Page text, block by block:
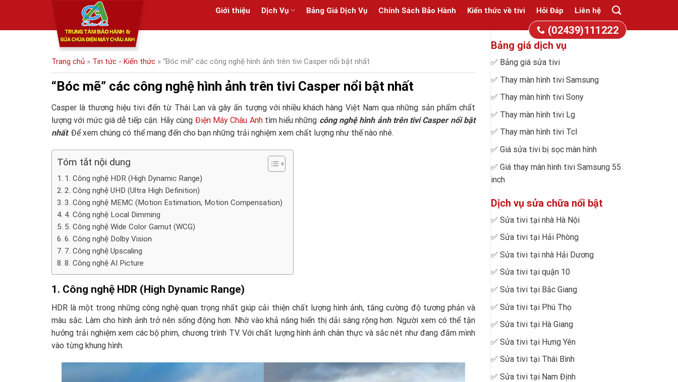
content
Giới thiệu Dịch Vụ Bảng Giá Dịch Vụ Chính Sách Bảo Hành Kiến thức về tivi Hỏi Đáp Liên hệ
(02439)111222
Trang chủ » Tin tức - Kiến thức » “Bóc mẽ” các công nghệ hình ảnh trên tivi Casper nổi bật nhất
“Bóc mẽ” các công nghệ hình ảnh trên tivi Casper nổi bật nhất
Casper là thương hiệu tivi đến từ Thái Lan và gây ấn tượng với nhiều khách hàng Việt Nam qua những sản phẩm chất
lượng với mức giá dễ tiếp cận. Hãy cùng Điện Máy Châu Anhtìm hiểu những công nghệ hình ảnh trên tivi Casper nổi bật
nhất. Để xem chúng có thể mang đến cho bạn những trải nghiệm xem chất lượng như thế nào nhé.
Tóm tắt nội dung
1. Công nghệ HDR (High Dynamic Range)
2. Công nghệ UHD (Ultra High Definition)
3. Công nghệ MEMC (Motion Estimation, Motion Compensation)
4. Công nghệ Local Dimming
5. Công nghệ Wide Color Gamut (WCG)
6. Công nghệ Dolby Vision
7. Công nghệ Upscaling
8. Công nghệ AI Picture
1. Công nghệ HDR (High Dynamic Range)
HDR là một trong những công nghệ quan trọng nhất giúp cải thiện chất lượng hình ảnh, tăng cường độ tương phản và
màu sắc. Làm cho hình ảnh trở nên sống động hơn. Nhờ vào khả năng hiển thị dải sáng rộng hơn. Người xem có thể tận
hưởng trải nghiệm xem các bộ phim, chương trình TV. Với chất lượng hình ảnh chân thực và sắc nét như đang đắm mình
vào từng khung hình.
Bảng giá dịch vụ
✅ Bảng giá sửa tivi
✅ Thay màn hình tivi Samsung
✅ Thay màn hình tivi Sony
✅ Thay màn hình tivi Lg
✅ Thay màn hình tivi Tcl
✅ Giá sửa tivi bị sọc màn hình
✅ Giá thay màn hình tivi Samsung 55
inch
Dịch vụ sửa chữa nổi bật
✅ Sửa tivi tại nhà Hà Nội
✅ Sửa tivi tại Hải Phòng
✅ Sửa tivi tại nhà Hải Dương
✅ Sửa tivi tại quận 10
✅ Sửa tivi tại Bắc Giang
✅ Sửa tivi tại Phú Thọ
✅ Sửa tivi tại Hà Giang
✅ Sửa tivi tại Hưng Yên
✅ Sửa tivi tại Thái Bình
✅ Sửa tivi tại Nam Định